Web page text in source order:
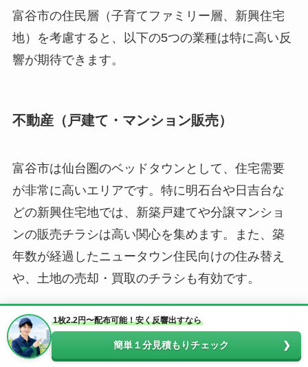
富谷市の住民層（子育てファミリー層、新興住宅
地）を考慮すると、以下の5つの業種は特に高い反
響が期待できます。
不動産（戸建て・マンション販売）
富谷市は仙台圏のベッドタウンとして、住宅需要
が非常に高いエリアです。特に明石台や日吉台な
どの新興住宅地では、新築戸建てや分譲マンショ
ンの販売チラシは高い関心を集めます。また、築
年数が経過したニュータウン住民向けの住み替え
や、土地の売却・買取のチラシも有効です。
不用品回収・買取
1枚2.2円〜配布可能！安く反響出すなら
簡単１分見積もりチェック